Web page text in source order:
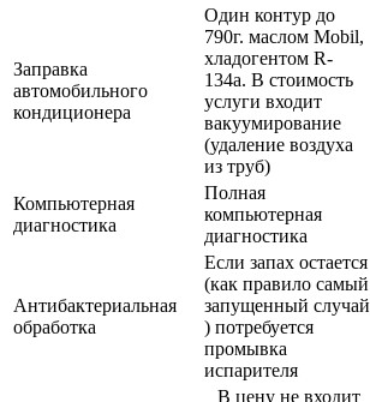
Заправка
автомобильного
кондиционера
Один контур до
790г. маслом Mobil,
хладогентом R-
134a. В стоимость
услуги входит
вакуумирование
(удаление воздуха
из труб)
Компьютерная
диагностика
Полная
компьютерная
диагностика
Антибактериальная
обработка
Если запах остается
(как правило самый
запущенный случай
) потребуется
промывка
испарителя
В цену не входит